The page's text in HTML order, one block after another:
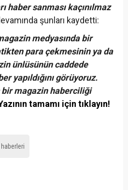
haber sanması kaçınılmaz
şunları kaydetti:
medyasında bir
para çekmesinin ya da
ünlüsünün caddede
yapıldığını görüyoruz.
magazin haberciliği
tamamı için tıklayın!